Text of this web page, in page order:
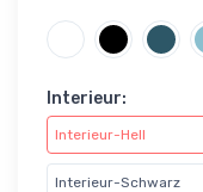
Interieur:
Interieur-Hell
Interieur-Schwarz